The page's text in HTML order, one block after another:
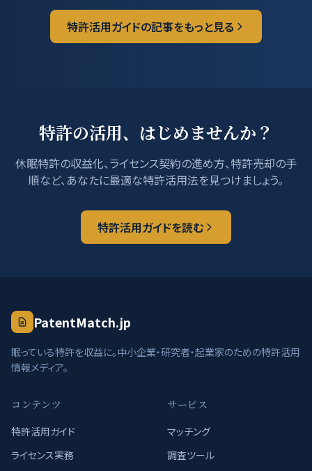
特許活用ガイドの記事をもっと見る
特許の活用、はじめませんか？
休眠特許の収益化、ライセンス契約の進め方、特許売却の手
順など、あなたに最適な特許活用法を見つけましょう。
特許活用ガイドを読む
PatentMatch.jp
眠っている特許を収益に。中小企業・研究者・起業家のための特許活用
情報メディア。
コンテンツ
特許活用ガイド
ライセンス実務
サービス
マッチング
調査ツール